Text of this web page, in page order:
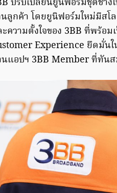
ลูกค้า โดยยูนิฟอร์มใหม่มีส
ความตั้งใจของ 3BB ที่พร้อ
Experience ยึดมั่น
แอปฯ 3BB Member ที่ทันส